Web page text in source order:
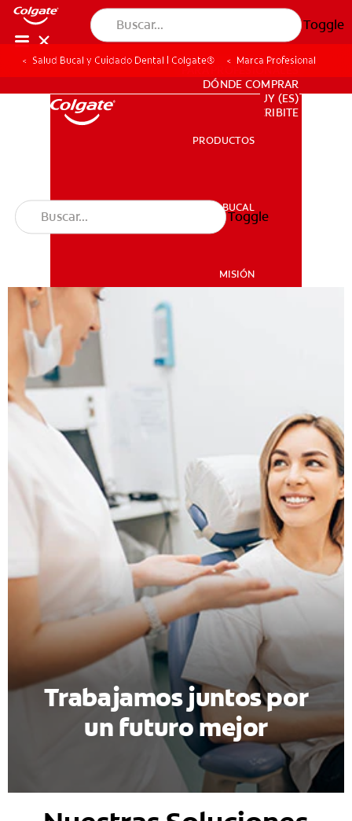
Toggle
SALUD BUCAL
PARA PROFESIONALES
DÓNDE COMPRAR
UY (ES)
SUSCRIBITE
PARA PROFESIONALES
DÓNDE COMPRAR
UY (ES)
SUSCRIBITE
PRODUCTOS
SALUD BUCAL
MISIÓN
CHEQUEO DE SALUD BUCAL
CORRESPONDENCIA DE PRODUCTOS
Toggle
Salud Bucal y Cuidado Dental | Colgate® Marca Profesional
Trabajamos juntos por
un futuro mejor